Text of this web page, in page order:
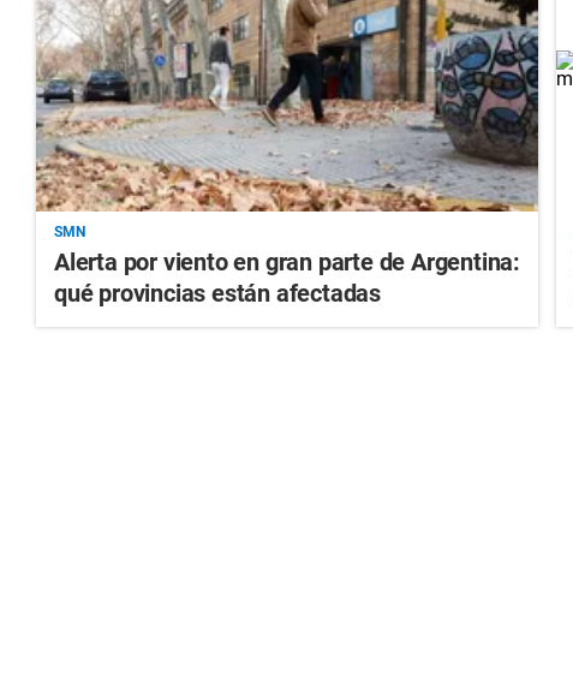
SMN
Alerta por viento en gran parte de Argentina:
qué provincias están afectadas